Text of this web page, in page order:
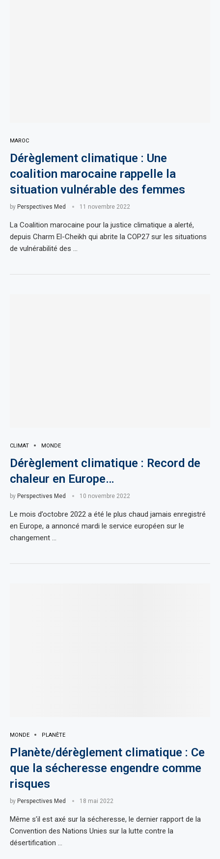
MAROC
Dérèglement climatique : Une
coalition marocaine rappelle la
situation vulnérable des femmes
by Perspectives Med 11 novembre 2022
La Coalition marocaine pour la justice climatique a alerté,
depuis Charm El-Cheikh qui abrite la COP27 sur les situations
de vulnérabilité des …
CLIMAT MONDE
Dérèglement climatique : Record de
chaleur en Europe…
by Perspectives Med 10 novembre 2022
Le mois d’octobre 2022 a été le plus chaud jamais enregistré
en Europe, a annoncé mardi le service européen sur le
changement …
MONDE PLANÈTE
Planète/dérèglement climatique : Ce
que la sécheresse engendre comme
risques
by Perspectives Med 18 mai 2022
Même s’il est axé sur la sécheresse, le dernier rapport de la
Convention des Nations Unies sur la lutte contre la
désertification …